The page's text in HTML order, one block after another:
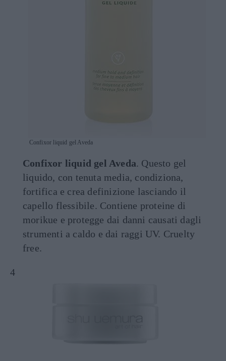
Confixor liquid gel Aveda
Confixor liquid gel Aveda. Questo gel
liquido, con tenuta media, condiziona,
fortifica e crea definizione lasciando il
capello flessibile. Contiene proteine di
morikue e protegge dai danni causati dagli
strumenti a caldo e dai raggi UV. Cruelty
free.